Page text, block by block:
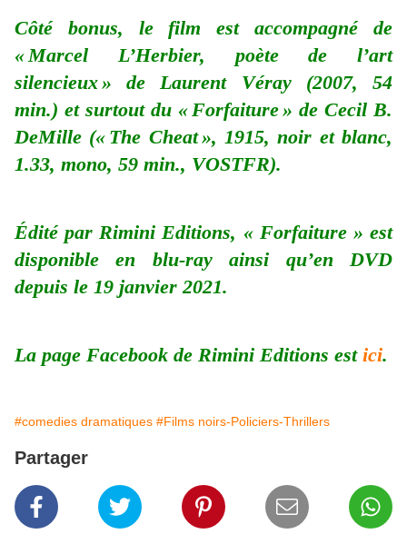
Côté bonus, le film est accompagné de
« Marcel L’Herbier, poète de l’art
silencieux » de Laurent Véray (2007, 54
min.) et surtout du « Forfaiture » de Cecil B.
DeMille (« The Cheat », 1915, noir et blanc,
1.33, mono, 59 min., VOSTFR).
Édité par Rimini Editions, « Forfaiture » est
disponible en blu-ray ainsi qu’en DVD
depuis le 19 janvier 2021.
La page Facebook de Rimini Editions est ici.
#comedies dramatiques #Films noirs-Policiers-Thrillers
Partager